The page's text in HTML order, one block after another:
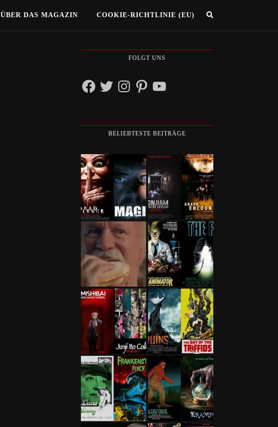
ÜBER DAS MAGAZIN COOKIE-RICHTLINIE (EU)
FOLGT UNS
FacebookTwitterInstagramPinterestYouTube
BELIEBTESTE BEITRÄGE